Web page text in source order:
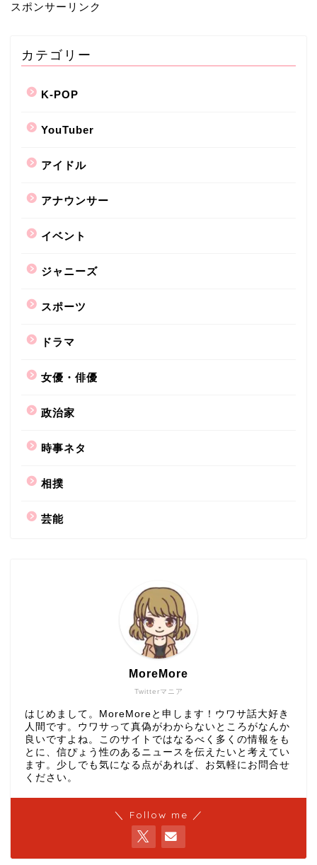
スポンサーリンク
カテゴリー
K-POP
YouTuber
アイドル
アナウンサー
イベント
ジャニーズ
スポーツ
ドラマ
女優・俳優
政治家
時事ネタ
相撲
芸能
Twitterマニア
MoreMore
はじめまして。MoreMoreと申します！ウワサ話大好き
人間です。ウワサって真偽がわからないところがなんか
良いですよね。このサイトではなるべく多くの情報をも
とに、信ぴょう性のあるニュースを伝えたいと考えてい
ます。少しでも気になる点があれば、お気軽にお問合せ
ください。
＼ Follow me ／